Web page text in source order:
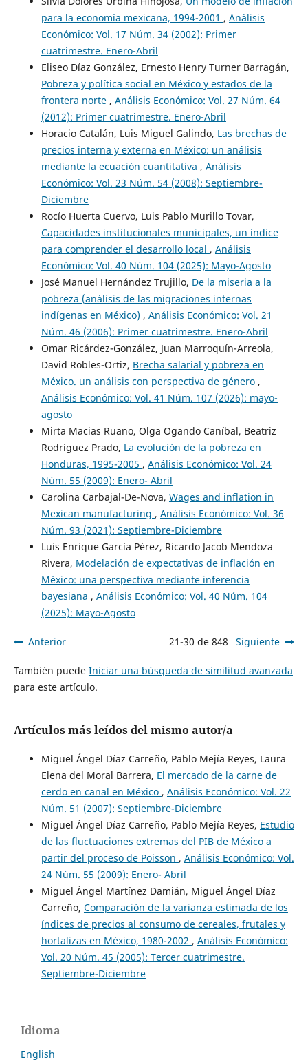
para la economía mexicana, 1994-2001 , Análisis
Económico: Vol. 17 Núm. 34 (2002): Primer
cuatrimestre. Enero-Abril
Eliseo Díaz González, Ernesto Henry Turner Barragán,
Pobreza y política social en México y estados de la
frontera norte , Análisis Económico: Vol. 27 Núm. 64
(2012): Primer cuatrimestre. Enero-Abril
Horacio Catalán, Luis Miguel Galindo, Las brechas de
precios interna y externa en México: un análisis
mediante la ecuación cuantitativa , Análisis
Económico: Vol. 23 Núm. 54 (2008): Septiembre-
Diciembre
Rocío Huerta Cuervo, Luis Pablo Murillo Tovar,
Capacidades institucionales municipales, un índice
para comprender el desarrollo local , Análisis
Económico: Vol. 40 Núm. 104 (2025): Mayo-Agosto
José Manuel Hernández Trujillo, De la miseria a la
pobreza (análisis de las migraciones internas
indígenas en México) , Análisis Económico: Vol. 21
Núm. 46 (2006): Primer cuatrimestre. Enero-Abril
Omar Ricárdez-González, Juan Marroquín-Arreola,
David Robles-Ortiz, Brecha salarial y pobreza en
México. un análisis con perspectiva de género ,
Análisis Económico: Vol. 41 Núm. 107 (2026): mayo-
agosto
Mirta Macias Ruano, Olga Ogando Caníbal, Beatriz
Rodríguez Prado, La evolución de la pobreza en
Honduras, 1995-2005 , Análisis Económico: Vol. 24
Núm. 55 (2009): Enero- Abril
Carolina Carbajal-De-Nova, Wages and inflation in
Mexican manufacturing , Análisis Económico: Vol. 36
Núm. 93 (2021): Septiembre-Diciembre
Luis Enrique García Pérez, Ricardo Jacob Mendoza
Rivera, Modelación de expectativas de inflación en
México: una perspectiva mediante inferencia
bayesiana , Análisis Económico: Vol. 40 Núm. 104
(2025): Mayo-Agosto
Anterior 21-30 de 848 Siguiente
También puede Iniciar una búsqueda de similitud avanzada
para este artículo.
Artículos más leídos del mismo autor/a
Miguel Ángel Díaz Carreño, Pablo Mejía Reyes, Laura
Elena del Moral Barrera, El mercado de la carne de
cerdo en canal en México , Análisis Económico: Vol. 22
Núm. 51 (2007): Septiembre-Diciembre
Miguel Ángel Díaz Carreño, Pablo Mejía Reyes, Estudio
de las fluctuaciones extremas del PIB de México a
partir del proceso de Poisson , Análisis Económico: Vol.
24 Núm. 55 (2009): Enero- Abril
Miguel Ángel Martínez Damián, Miguel Ángel Díaz
Carreño, Comparación de la varianza estimada de los
índices de precios al consumo de cereales, frutales y
hortalizas en México, 1980-2002 , Análisis Económico:
Vol. 20 Núm. 45 (2005): Tercer cuatrimestre.
Septiembre-Diciembre
Idioma
English